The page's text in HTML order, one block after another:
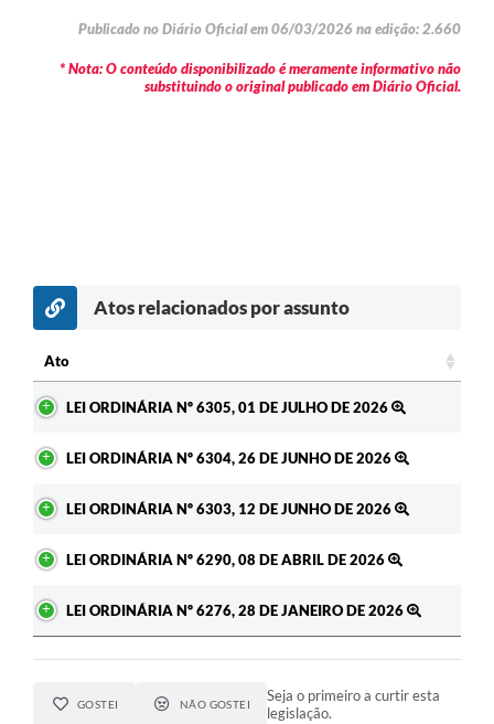
Publicado no Diário Oficial em 06/03/2026 na edição: 2.660
* Nota: O conteúdo disponibilizado é meramente informativo não
substituindo o original publicado em Diário Oficial.
Atos relacionados por assunto
Ato
LEI ORDINÁRIA Nº 6305, 01 DE JULHO DE 2026
LEI ORDINÁRIA Nº 6304, 26 DE JUNHO DE 2026
LEI ORDINÁRIA Nº 6303, 12 DE JUNHO DE 2026
LEI ORDINÁRIA Nº 6290, 08 DE ABRIL DE 2026
LEI ORDINÁRIA Nº 6276, 28 DE JANEIRO DE 2026
GOSTEI NÃO GOSTEI
Seja o primeiro a curtir esta
legislação.